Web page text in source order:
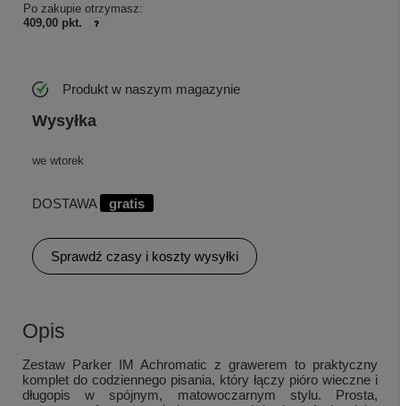
Po zakupie otrzymasz:
409,00 pkt.
Produkt w naszym magazynie
Wysyłka
we wtorek
DOSTAWA gratis
Sprawdź czasy i koszty wysyłki
Opis
Zestaw Parker IM Achromatic z grawerem to praktyczny
komplet do codziennego pisania, który łączy pióro wieczne i
długopis w spójnym, matowoczarnym stylu. Prosta,